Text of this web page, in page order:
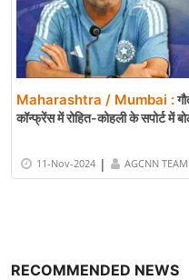
RECOMMENDED NEWS
Maharashtra / Mumbai :
कॉन्फ्रेंस में रोहित-कोहली के सपोर्ट में
11-Nov-2024 | AGCNN TEAM